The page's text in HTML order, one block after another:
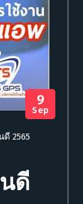
2565
9
Sep
ดี